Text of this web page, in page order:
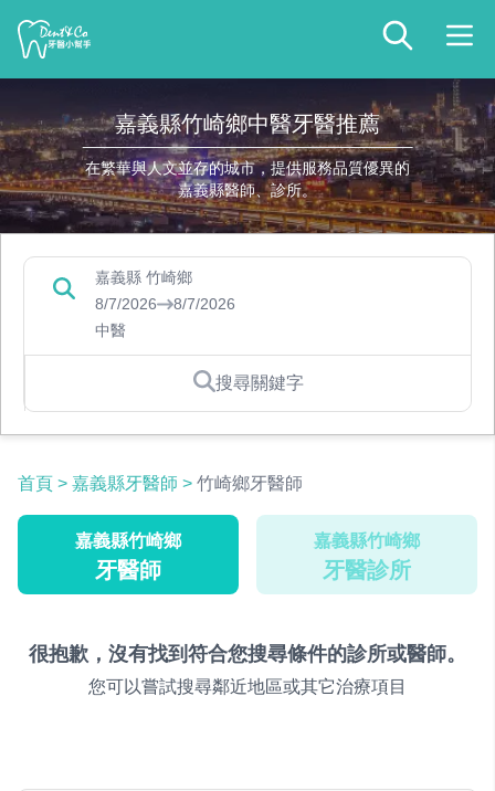
嘉義縣竹崎鄉中醫牙醫推薦
在繁華與人文並存的城市，提供服務品質優異的
嘉義縣醫師、診所。
嘉義縣 竹崎鄉
8/7/2026
8/7/2026
中醫
搜尋關鍵字
首頁 > 嘉義縣牙醫師 > 竹崎鄉牙醫師
嘉義縣竹崎鄉
牙醫師
嘉義縣竹崎鄉
牙醫診所
很抱歉，沒有找到符合您搜尋條件的診所或醫師。
您可以嘗試搜尋鄰近地區或其它治療項目